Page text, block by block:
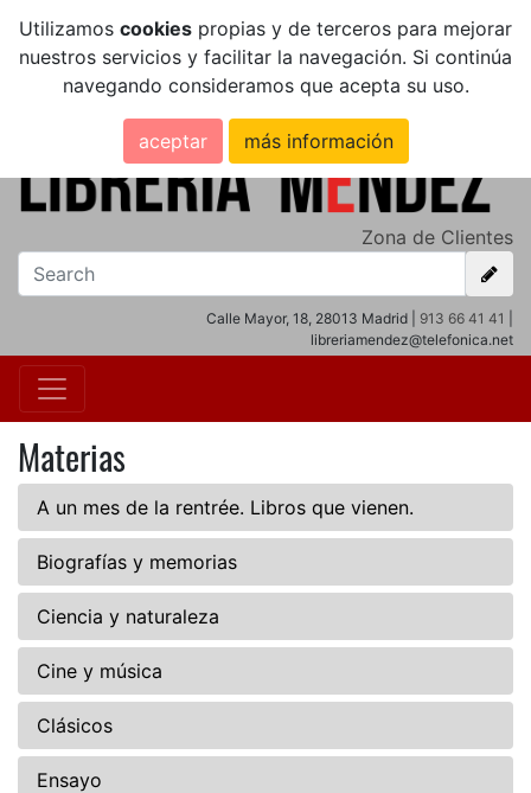
Utilizamos cookies propias y de terceros para mejorar
nuestros servicios y facilitar la navegación. Si continúa
navegando consideramos que acepta su uso.
aceptar más información
Zona de Clientes
Calle Mayor, 18, 28013 Madrid | 913 66 41 41
libreriamendez@telefonica.net
Materias
A un mes de la rentrée. Libros que vienen.
Biografías y memorias
Ciencia y naturaleza
Cine y música
Clásicos
Ensayo